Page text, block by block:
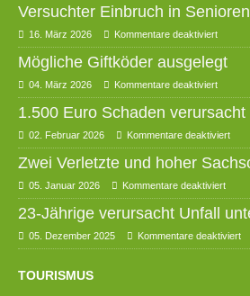
Versuchter Einbruch in
16. März 2026 Kommentare deaktiviert
Mögliche Giftköder ausgelegt
04. März 2026 Kommentare deaktiviert
1.500 Euro Schaden verursacht
02. Februar 2026 Kommentare deaktiviert
Zwei Verletzte und hoher
05. Januar 2026 Kommentare deaktiviert
23-Jährige verursacht Unfall
05. Dezember 2025 Kommentare deaktiviert
TOURISMUS